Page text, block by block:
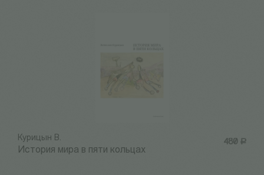
480 Р
Курицын В.
История мира в пяти кольцах